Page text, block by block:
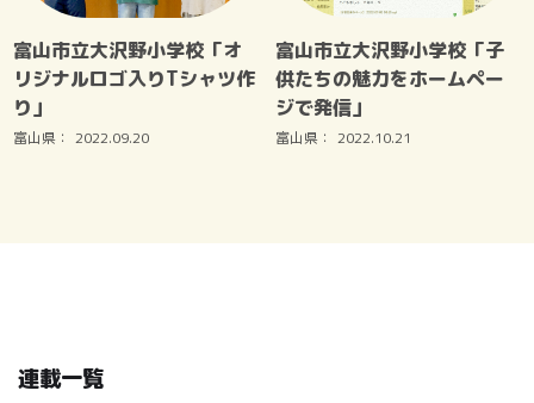
富山市立大沢野小学校「オ
リジナルロゴ入りTシャツ作
り」
富山県： 2022.09.20
富山市立大沢野小学校「子
供たちの魅力をホームペー
ジで発信」
富山県： 2022.10.21
連載一覧